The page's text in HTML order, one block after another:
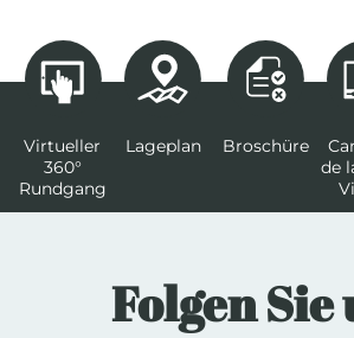
Virtueller
360°
Rundgang
Lageplan Broschüre
de
Folgen Sie